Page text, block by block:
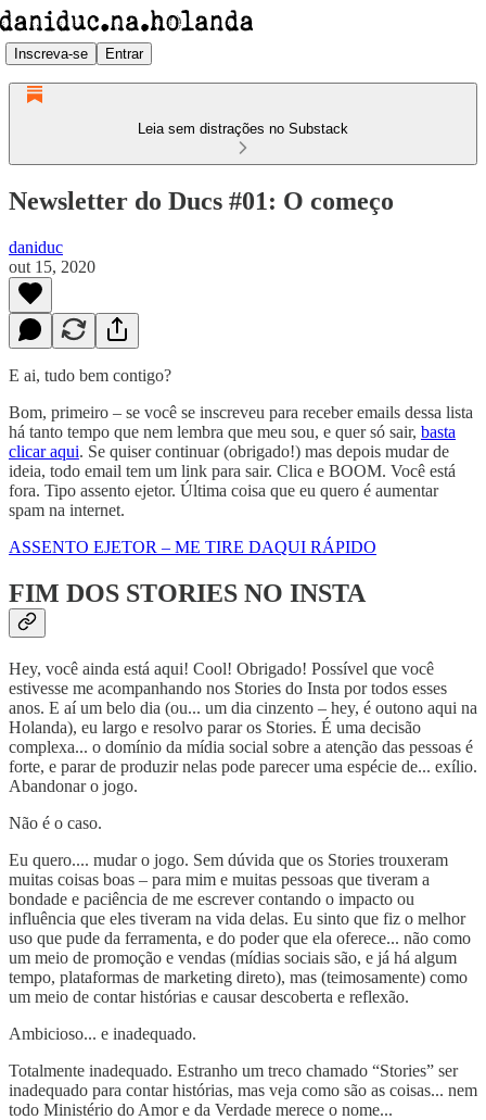
Inscreva-se Entrar
Leia sem distrações no Substack
Newsletter do Ducs #01: O começo
daniduc
out 15, 2020
E ai, tudo bem contigo?
Bom, primeiro – se você se inscreveu para receber emails dessa lista
há tanto tempo que nem lembra que meu sou, e quer só sair, basta
clicar aqui. Se quiser continuar (obrigado!) mas depois mudar de
ideia, todo email tem um link para sair. Clica e BOOM. Você está
fora. Tipo assento ejetor. Última coisa que eu quero é aumentar
spam na internet.
ASSENTO EJETOR – ME TIRE DAQUI RÁPIDO
FIM DOS STORIES NO INSTA
Hey, você ainda está aqui! Cool! Obrigado! Possível que você
estivesse me acompanhando nos Stories do Insta por todos esses
anos. E aí um belo dia (ou... um dia cinzento – hey, é outono aqui na
Holanda), eu largo e resolvo parar os Stories. É uma decisão
complexa... o domínio da mídia social sobre a atenção das pessoas é
forte, e parar de produzir nelas pode parecer uma espécie de... exílio.
Abandonar o jogo.
Não é o caso.
Eu quero.... mudar o jogo. Sem dúvida que os Stories trouxeram
muitas coisas boas – para mim e muitas pessoas que tiveram a
bondade e paciência de me escrever contando o impacto ou
influência que eles tiveram na vida delas. Eu sinto que fiz o melhor
uso que pude da ferramenta, e do poder que ela oferece... não como
um meio de promoção e vendas (mídias sociais são, e já há algum
tempo, plataformas de marketing direto), mas (teimosamente) como
um meio de contar histórias e causar descoberta e reflexão.
Ambicioso... e inadequado.
Totalmente inadequado. Estranho um treco chamado “Stories” ser
inadequado para contar histórias, mas veja como são as coisas... nem
todo Ministério do Amor e da Verdade merece o nome...